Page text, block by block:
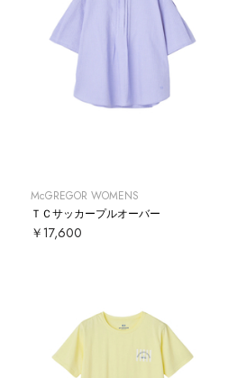
McGREGOR WOMENS
ＴＣサッカープルオーバー
￥17,600